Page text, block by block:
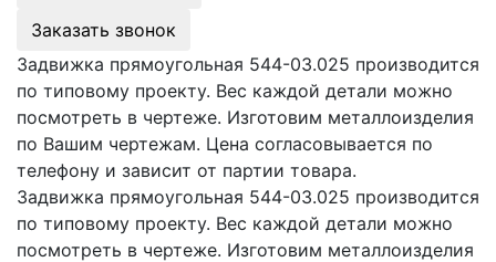
Заказать звонок
Задвижка прямоугольная 544-03.025 производится
по типовому проекту. Вес каждой детали можно
посмотреть в чертеже. Изготовим металлоизделия
по Вашим чертежам. Цена согласовывается по
телефону и зависит от партии товара.
Задвижка прямоугольная 544-03.025 производится
по типовому проекту. Вес каждой детали можно
посмотреть в чертеже. Изготовим металлоизделия